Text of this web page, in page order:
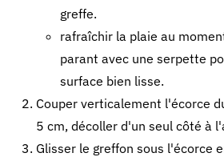
greffe.
rafraîchir la plaie au
parant avec une serpette
surface bien lisse.
Couper verticalement l'écorce
5 cm, décoller d'un seul côté à
Glisser le greffon sous l'écorce